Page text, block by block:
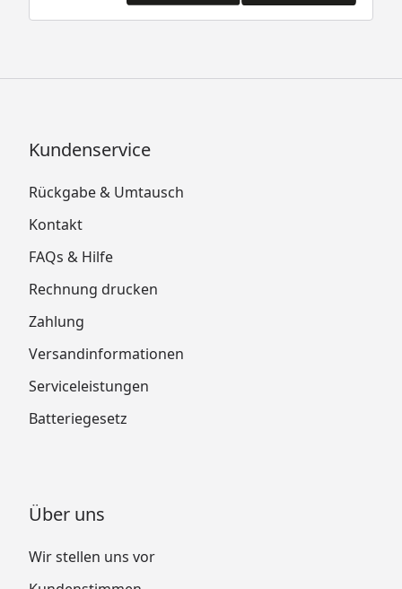
Kundenservice
Rückgabe & Umtausch
Kontakt
FAQs & Hilfe
Rechnung drucken
Zahlung
Versandinformationen
Serviceleistungen
Batteriegesetz
Über uns
Wir stellen uns vor